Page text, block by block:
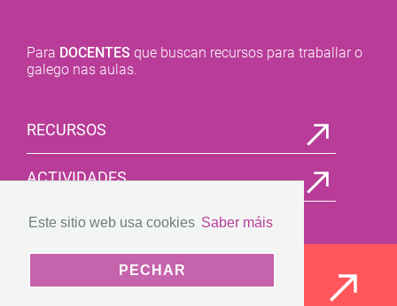
Este sitio web usa cookies Saber máis
PECHAR
Para DOCENTES que buscan recursos para traballar o
galego nas aulas.
RECURSOS
ACTIVIDADES
CIOV